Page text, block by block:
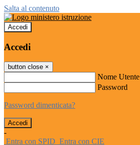
Salta al contenuto
Accedi
Accedi
button close ×
Nome Utente
Password
Password dimenticata?
-
Entra con SPID Entra con CIE